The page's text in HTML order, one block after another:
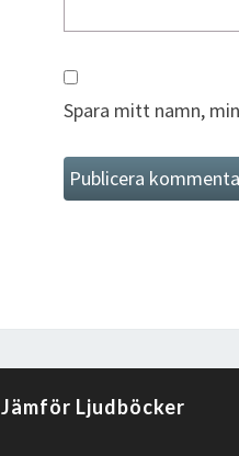
Spara mitt namn,
Jämför Ljudböcker